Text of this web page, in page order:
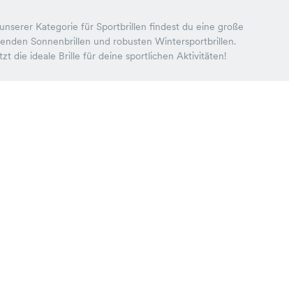
Kategorie für Sportbrillen findest du eine große
Sonnenbrillen und robusten Wintersportbrillen.
die ideale Brille für deine sportlichen Aktivitäten!